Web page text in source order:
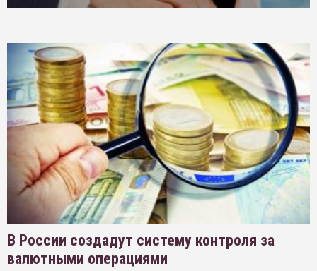
В России создадут систему контроля за
валютными операциями